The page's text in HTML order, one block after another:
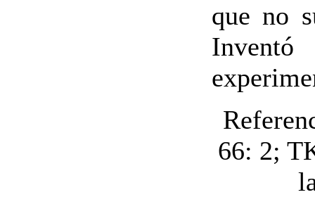
que no
66: 2;